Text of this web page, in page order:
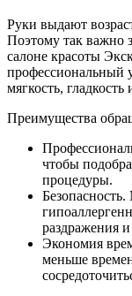
Руки выдают
Поэтому так важно
салоне красоты
профессиональный
мягкость, гладкость
Преимущества
чтобы
процедуры.
Безопасность.
раздражения и
Экономия
меньше